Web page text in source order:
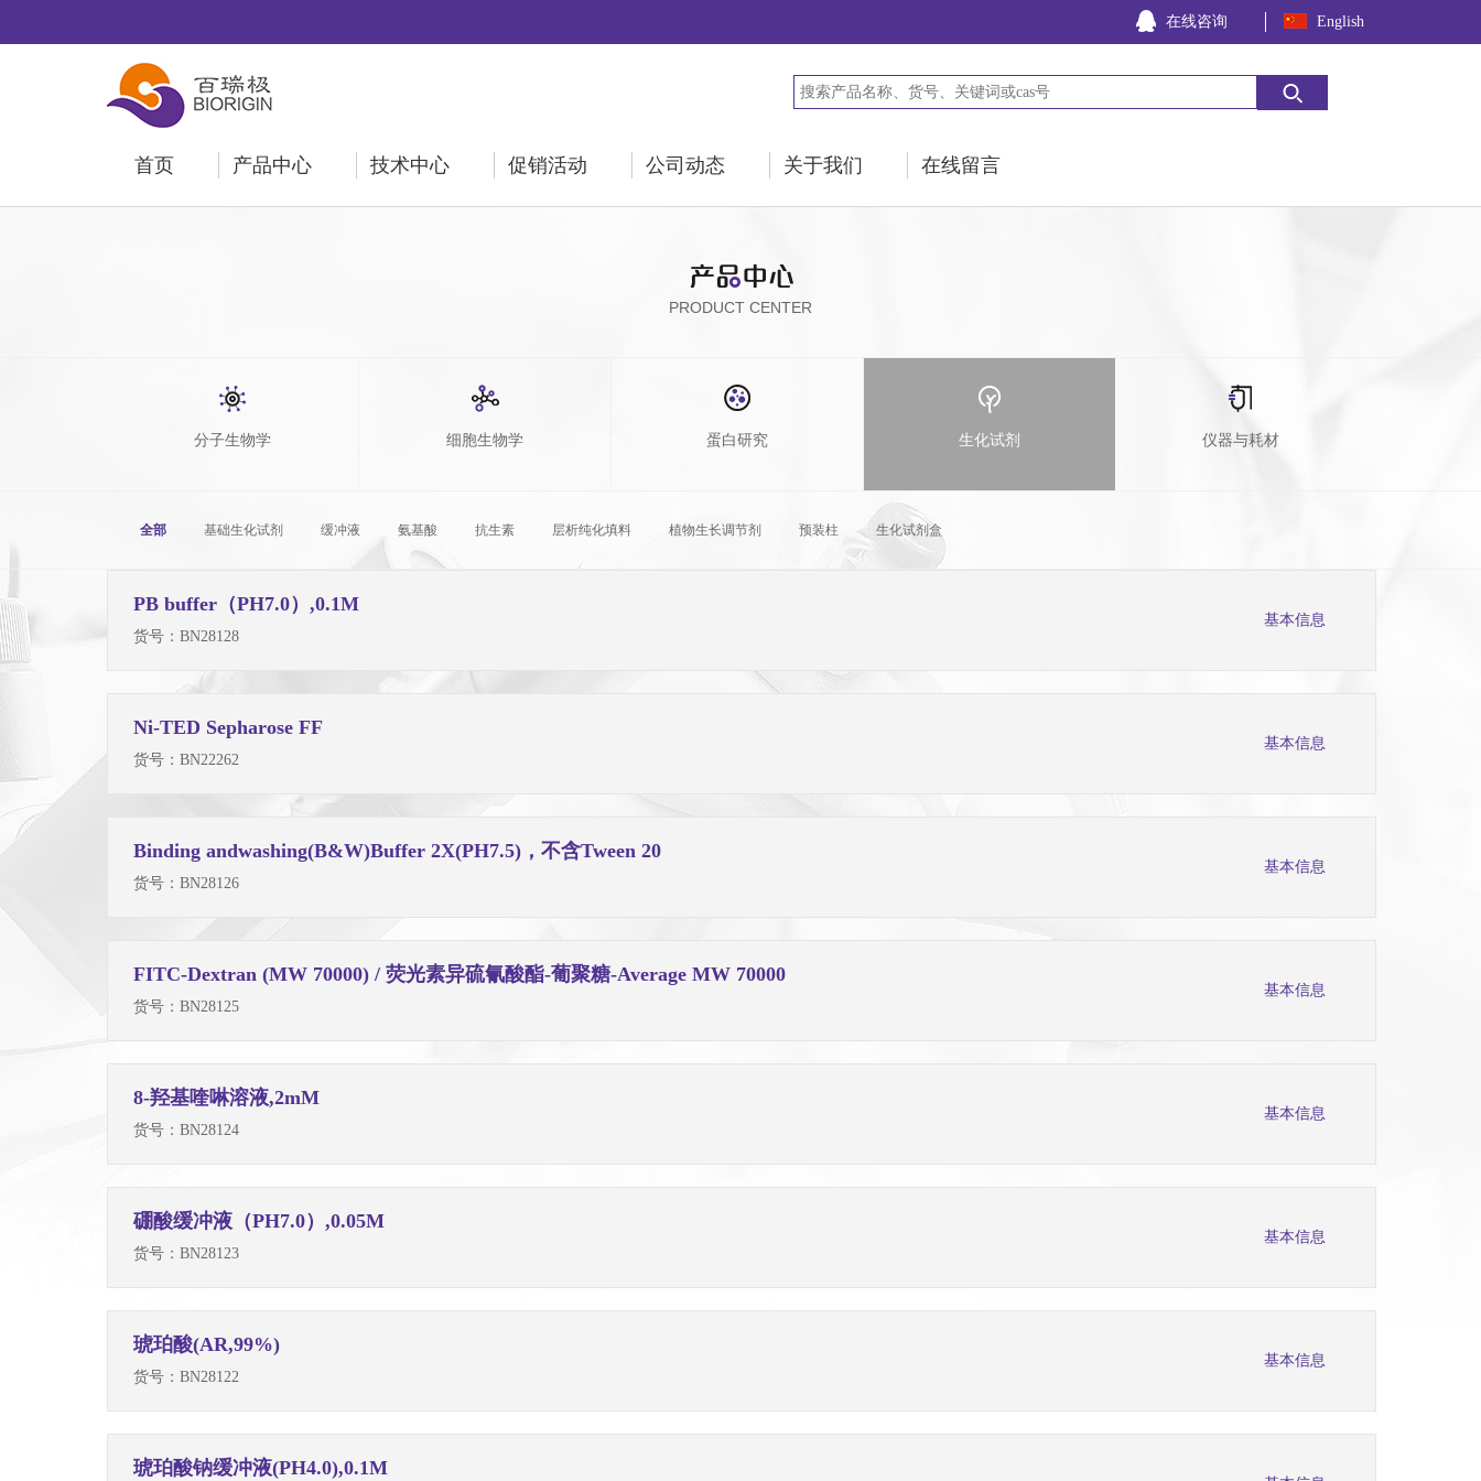
在线咨询 English
首页 产品中心 技术中心 促销活动 公司动态 关于我们 在线留言
PRODUCT CENTER
分子生物学 细胞生物学 蛋白研究 生化试剂 仪器与耗材
全部 基础生化试剂 缓冲液 氨基酸 抗生素 层析纯化填料 植物生长调节剂 预装柱 生化试剂盒
PB buffer（PH7.0）,0.1M
基本信息
货号： BN28128
Ni-TED Sepharose FF
基本信息
货号： BN22262
Binding andwashing(B&W)Buffer 2X(PH7.5)，不含Tween 20
基本信息
货号： BN28126
FITC-Dextran (MW 70000) / 荧光素异硫氰酸酯-葡聚糖-Average MW 70000
基本信息
货号： BN28125
8-羟基喹啉溶液,2mM
基本信息
货号： BN28124
硼酸缓冲液（PH7.0）,0.05M
基本信息
货号： BN28123
琥珀酸(AR,99%)
基本信息
货号： BN28122
琥珀酸钠缓冲液(PH4.0),0.1M